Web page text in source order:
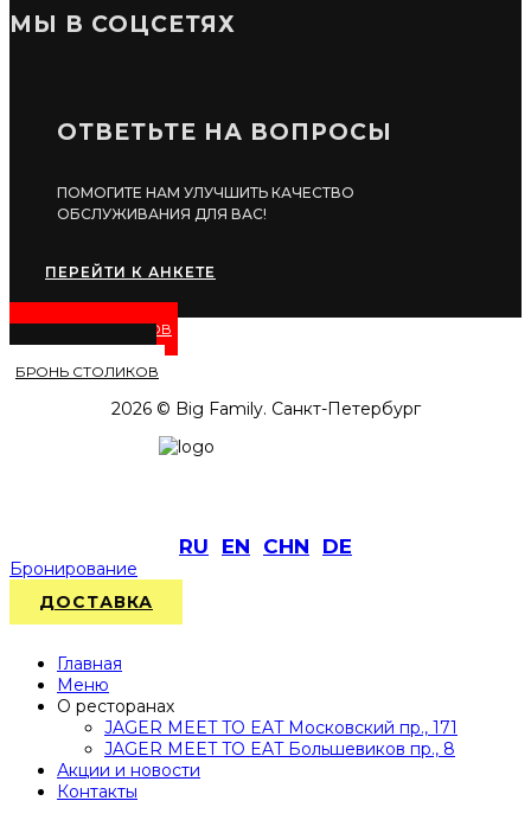
МЫ В СОЦСЕТЯХ
ОТВЕТЬТЕ НА ВОПРОСЫ
ПОМОГИТЕ НАМ УЛУЧШИТЬ КАЧЕСТВО
ОБСЛУЖИВАНИЯ ДЛЯ ВАС!
ПЕРЕЙТИ К АНКЕТЕ
МЕНЮ РЕСТОРАНОВ
ДОСТАВКА БЛЮД
БРОНЬ СТОЛИКОВ
2026 © Big Family. Санкт-Петербург
RU EN CHN DE
Бронирование
ДОСТАВКА
Главная
Меню
О ресторанах
JAGER MEET TO EAT Московский пр., 171
JAGER MEET TO EAT Большевиков пр., 8
Акции и новости
Контакты